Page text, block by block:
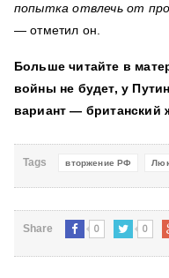
попытка отвлечь от
— отметил он.
Больше читайте в
войны не будет, у
вариант — британский
Tags вторжение РФ
Share 0 0